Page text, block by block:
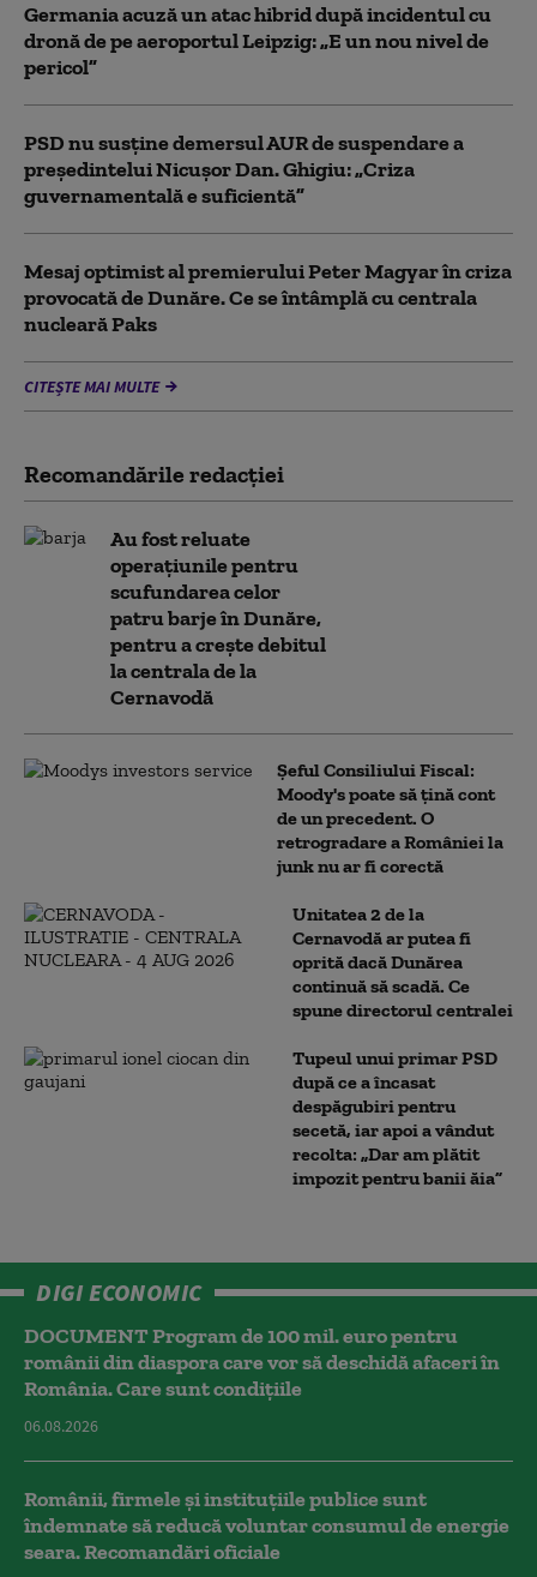
Germania acuză un atac hibrid după incidentul cu
dronă de pe aeroportul Leipzig: „E un nou nivel de
pericol”
PSD nu susține demersul AUR de suspendare a
președintelui Nicușor Dan. Ghigiu: „Criza
guvernamentală e suficientă”
Mesaj optimist al premierului Peter Magyar în criza
provocată de Dunăre. Ce se întâmplă cu centrala
nucleară Paks
CITEȘTE MAI MULTE
Recomandările redacţiei
Au fost reluate
operațiunile pentru
scufundarea celor
patru barje în Dunăre,
pentru a crește debitul
la centrala de la
Cernavodă
Șeful Consiliului Fiscal:
Moody's poate să țină cont
de un precedent. O
retrogradare a României la
junk nu ar fi corectă
Unitatea 2 de la
Cernavodă ar putea fi
oprită dacă Dunărea
continuă să scadă. Ce
spune directorul centralei
Tupeul unui primar PSD
după ce a încasat
despăgubiri pentru
secetă, iar apoi a vândut
recolta: „Dar am plătit
impozit pentru banii ăia”
DIGI ECONOMIC
DOCUMENT Program de 100 mil. euro pentru
românii din diaspora care vor să deschidă afaceri în
România. Care sunt condițiile
06.08.2026
Românii, firmele și instituțiile publice sunt
îndemnate să reducă voluntar consumul de energie
seara. Recomandări oficiale